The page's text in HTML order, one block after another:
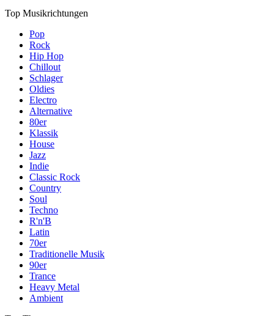
Top Musikrichtungen
Pop
Rock
Hip Hop
Chillout
Schlager
Oldies
Electro
Alternative
80er
Klassik
House
Jazz
Indie
Classic Rock
Country
Soul
Techno
R'n'B
Latin
70er
Traditionelle Musik
90er
Trance
Heavy Metal
Ambient